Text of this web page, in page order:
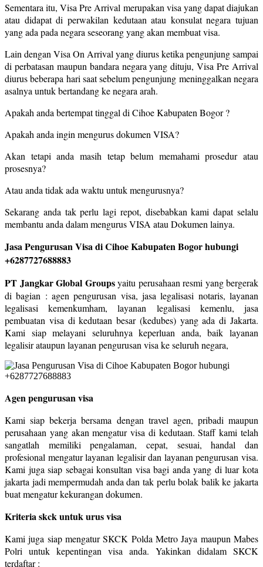
Sementara itu, Visa Pre Arrival merupakan visa yang dapat diajukan
atau didapat di perwakilan kedutaan atau konsulat negara tujuan
yang ada pada negara seseorang yang akan membuat visa.
Lain dengan Visa On Arrival yang diurus ketika pengunjung sampai
di perbatasan maupun bandara negara yang dituju, Visa Pre Arrival
diurus beberapa hari saat sebelum pengunjung meninggalkan negara
asalnya untuk bertandang ke negara arah.
Apakah anda bertempat tinggal di Cihoe Kabupaten Bogor ?
Apakah anda ingin mengurus dokumen VISA?
Akan tetapi anda masih tetap belum memahami prosedur atau
prosesnya?
Atau anda tidak ada waktu untuk mengurusnya?
Sekarang anda tak perlu lagi repot, disebabkan kami dapat selalu
membantu anda dalam mengurus VISA atau Dokumen lainya.
Jasa Pengurusan Visa di Cihoe Kabupaten Bogor hubungi
+6287727688883
PT Jangkar Global Groupsyaitu perusahaan resmi yang bergerak
di bagian : agen pengurusan visa, jasa legalisasi notaris, layanan
legalisasi kemenkumham, layanan legalisasi kemenlu, jasa
pembuatan visa di kedutaan besar (kedubes) yang ada di Jakarta.
Kami siap melayani seluruhnya keperluan anda, baik layanan
legalisir ataupun layanan pengurusan visa ke seluruh negara,
Agen pengurusan visa
Kami siap bekerja bersama dengan travel agen, pribadi maupun
perusahaan yang akan mengatur visa di kedutaan. Staff kami telah
sangatlah memiliki pengalaman, cepat, sesuai, handal dan
profesional mengatur layanan legalisir dan layanan pengurusan visa.
Kami juga siap sebagai konsultan visa bagi anda yang di luar kota
jakarta jadi mempermudah anda dan tak perlu bolak balik ke jakarta
buat mengatur kekurangan dokumen.
Kriteria skck untuk urus visa
Kami juga siap mengatur SKCK Polda Metro Jaya maupun Mabes
Polri untuk kepentingan visa anda. Yakinkan didalam SKCK
terdaftar :